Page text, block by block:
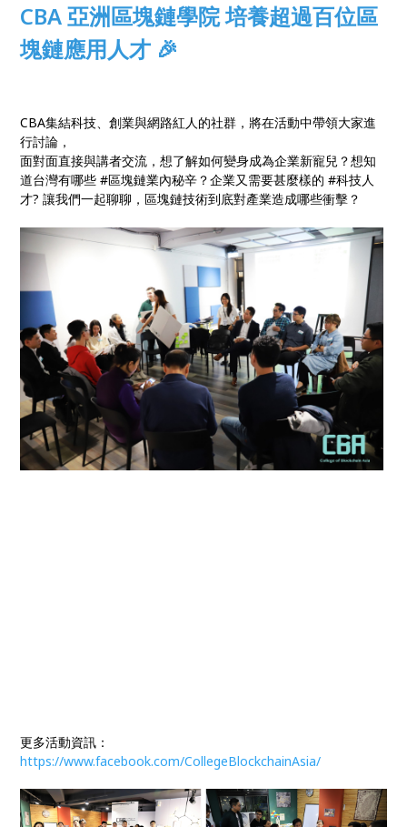
CBA 亞洲區塊鏈學院 培養超過百位區
塊鏈應用人才 🎉
CBA集結科技、創業與網路紅人的社群，將在活動中帶領大家進
行討論，
面對面直接與講者交流，想了解如何變身成為企業新寵兒？想知
道台灣有哪些 #區塊鏈業內秘辛？企業又需要甚麼樣的 #科技人
才? 讓我們一起聊聊，區塊鏈技術到底對產業造成哪些衝擊？
更多活動資訊：
https://www.facebook.com/CollegeBlockchainAsia/